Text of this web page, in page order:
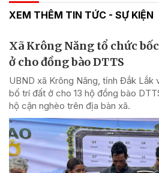
XEM THÊM TIN TỨC - SỰ KIỆN
Xã Krông Năng tổ chức
ở cho đồng bào DTTS
UBND xã Krông Năng, tỉnh Đắk
bố trí đất ở cho 13 hộ đồng bào
hộ cận nghèo trên địa bàn xã.